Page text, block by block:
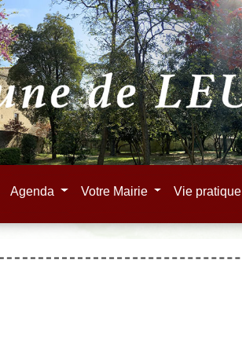
Agenda Votre Mairie Vie pratique